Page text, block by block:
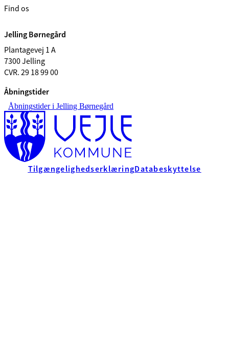
Find os
Jelling Børnegård
Plantagevej 1 A
7300 Jelling
CVR. 29 18 99 00
Åbningstider
Åbningstider i Jelling Børnegård
TilgængelighedserklæringDatabeskyttelse